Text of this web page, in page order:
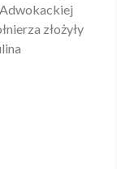
złożyły